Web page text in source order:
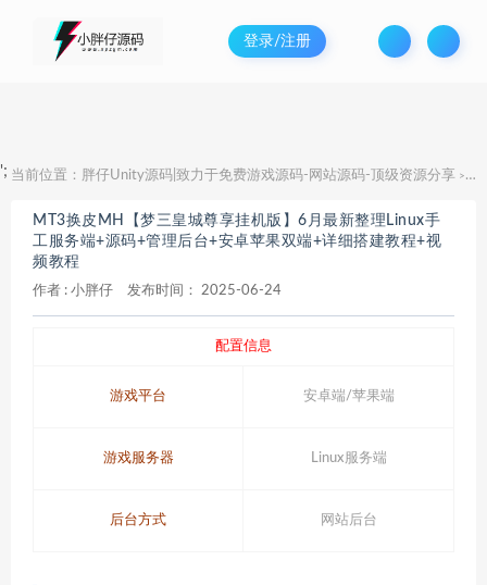
登录/注册
'; 当前位置： 胖仔Unity源码|致力于免费游戏源码-网站源码-顶级资源分享 >
MT3换皮MH【梦三皇城尊享挂机版】6月最新整理Linux手
工服务端+源码+管理后台+安卓苹果双端+详细搭建教程+视
频教程
作者 : 小胖仔 发布时间： 2025-06-24
配置信息
游戏平台 安卓端/苹果端
游戏服务器 Linux服务端
后台方式 网站后台